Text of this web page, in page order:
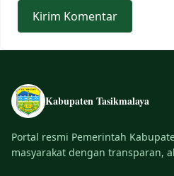
Kabupaten Tasikmalaya
Portal resmi Pemerintah
masyarakat dengan transparan,